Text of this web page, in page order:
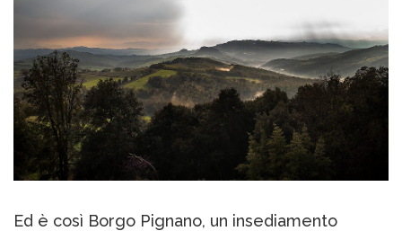
Ed è così Borgo Pignano, un insediamento